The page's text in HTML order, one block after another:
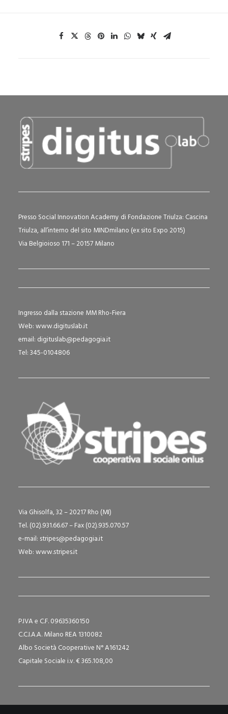
Presso Social Innovation Academy di Fondazione Triulza: Cascina
Triulza, all’interno del sito MINDmilano (ex sito Expo 2015)
Via Belgioioso 171 – 20157 Milano
Ingresso dalla stazione MM Rho-Fiera
Web:www.digituslab.it
email: digituslab@pedagogia.it
Tel: 345-0104806
Via Ghisolfa, 32 – 20217 Rho (MI)
Tel. (02).931.66.67 – Fax (02).935.070.57
e-mail: stripes@pedagogia.it
Web:www.stripes.it
P.IVA e C.F. 09635360150
C.C.I.A.A. Milano REA 1310082
Albo Società Cooperative N° A161242
Capitale Sociale i.v. € 365.108,00